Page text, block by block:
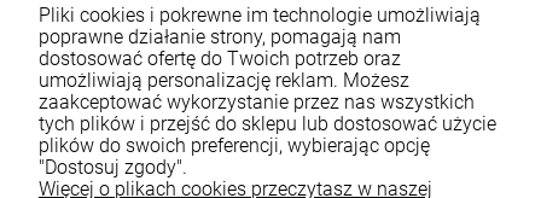
wykonane z wysokiej jakości materiałów, takich
jak stal malowana proszkowo i naturalne
drewno. Taka kombinacja podkreśla surowość i
elegancję loftowego stylu. Konsola industrialna
w przedpokoju może służyć jako miejsce na
klucze, a w salonie – jako podstawka pod
Pliki cookies i pokrewne im technologie umożliwiają
poprawne działanie strony, pomagają nam
dostosować ofertę do Twoich potrzeb oraz
umożliwiają personalizację reklam. Możesz
zaakceptować wykorzystanie przez nas wszystkich
tych plików i przejść do sklepu lub dostosować użycie
plików do swoich preferencji, wybierając opcję
"Dostosuj zgody".
Więcej o plikach cookies przeczytasz w naszej